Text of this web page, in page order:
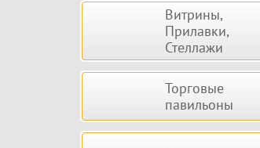
Витрины,
Прилавки,
Стеллажи
Торговые
павильоны